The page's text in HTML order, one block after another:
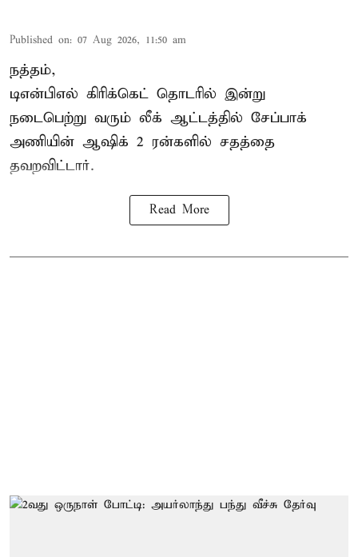
Published on: 07 Aug 2026, 11:50 am
நத்தம்,
டிஎன்பிஎல் கிரிக்கெட் தொடரில் இன்று
நடைபெற்று வரும் லீக் ஆட்டத்தில் சேப்பாக்
அணியின் ஆஷிக் 2 ரன்களில் சதத்தை
தவறவிட்டார்.
Read More